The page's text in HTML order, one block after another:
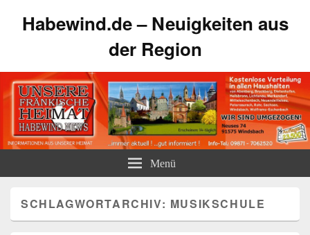
Habewind.de – Neuigkeiten aus
der Region
Menü
SCHLAGWORTARCHIV: MUSIKSCHULE